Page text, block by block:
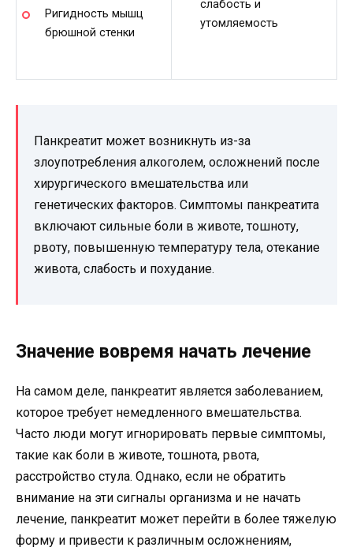
Ригидность мышц
брюшной стенки
слабость и
утомляемость
Панкреатит может возникнуть из-за
злоупотребления алкоголем, осложнений после
хирургического вмешательства или
генетических факторов. Симптомы панкреатита
включают сильные боли в животе, тошноту,
рвоту, повышенную температуру тела, отекание
живота, слабость и похудание.
Значение вовремя начать лечение
На самом деле, панкреатит является заболеванием,
которое требует немедленного вмешательства.
Часто люди могут игнорировать первые симптомы,
такие как боли в животе, тошнота, рвота,
расстройство стула. Однако, если не обратить
внимание на эти сигналы организма и не начать
лечение, панкреатит может перейти в более тяжелую
форму и привести к различным осложнениям,